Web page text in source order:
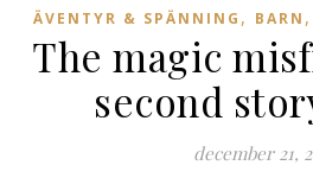
ÄVENTYR & SPÄNNING , BARN ,
The magic
second
december 21,